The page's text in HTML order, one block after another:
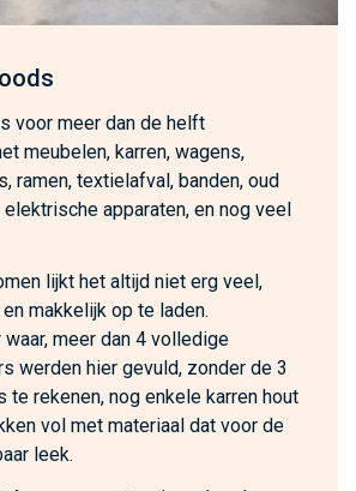
voor meer dan de helft
meubelen, karren, wagens,
ramen, textielafval, banden, oud
elektrische apparaten, en nog veel
lijkt het altijd niet erg veel,
makkelijk op te laden.
meer dan 4 volledige
werden hier gevuld, zonder de 3
te rekenen, nog enkele karren hout
vol met materiaal dat voor de
leek.